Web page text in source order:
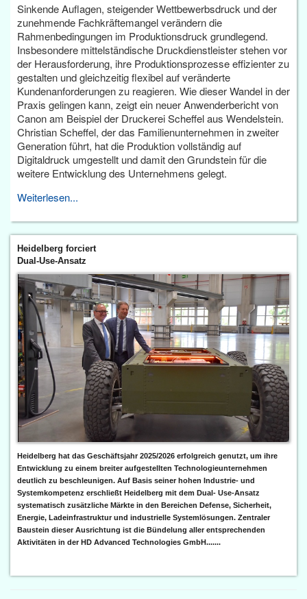
Sinkende Auflagen, steigender Wettbewerbsdruck und der
zunehmende Fachkräftemangel verändern die
Rahmenbedingungen im Produktionsdruck grundlegend.
Insbesondere mittelständische Druckdienstleister stehen vor
der Herausforderung, ihre Produktionsprozesse effizienter zu
gestalten und gleichzeitig flexibel auf veränderte
Kundenanforderungen zu reagieren. Wie dieser Wandel in der
Praxis gelingen kann, zeigt ein neuer Anwenderbericht von
Canon am Beispiel der Druckerei Scheffel aus Wendelstein.
Christian Scheffel, der das Familienunternehmen in zweiter
Generation führt, hat die Produktion vollständig auf
Digitaldruck umgestellt und damit den Grundstein für die
weitere Entwicklung des Unternehmens gelegt.
Weiterlesen...
Heidelberg forciert
Dual-Use-Ansatz
Heidelberg hat das Geschäftsjahr 2025/2026 erfolgreich genutzt, um ihre
Entwicklung zu einem breiter aufgestellten Technologieunternehmen
deutlich zu beschleunigen. Auf Basis seiner hohen Industrie- und
Systemkompetenz erschließt Heidelberg mit dem Dual- Use-Ansatz
systematisch zusätzliche Märkte in den Bereichen Defense, Sicherheit,
Energie, Ladeinfrastruktur und industrielle Systemlösungen. Zentraler
Baustein dieser Ausrichtung ist die Bündelung aller entsprechenden
Aktivitäten in der HD Advanced Technologies GmbH.......